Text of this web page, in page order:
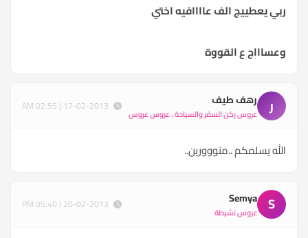
ربي يعطييج الف عاااافيه اختي
وعساااج ع القووة
ر رهف طيف
عروس ركن السفر والسياحة ، عروس عروس
الله يسلمكم ..منووورين..
S
Semya
عروس نشيطة